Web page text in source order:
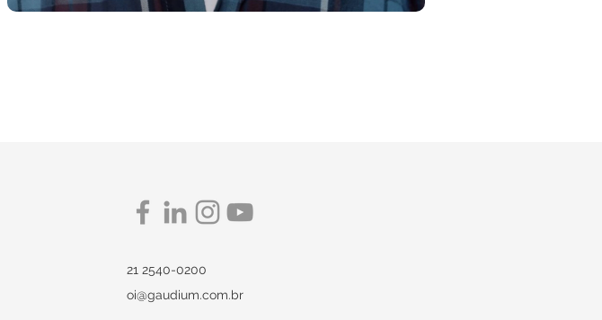
21 2540-0200
oi@gaudium.com.br